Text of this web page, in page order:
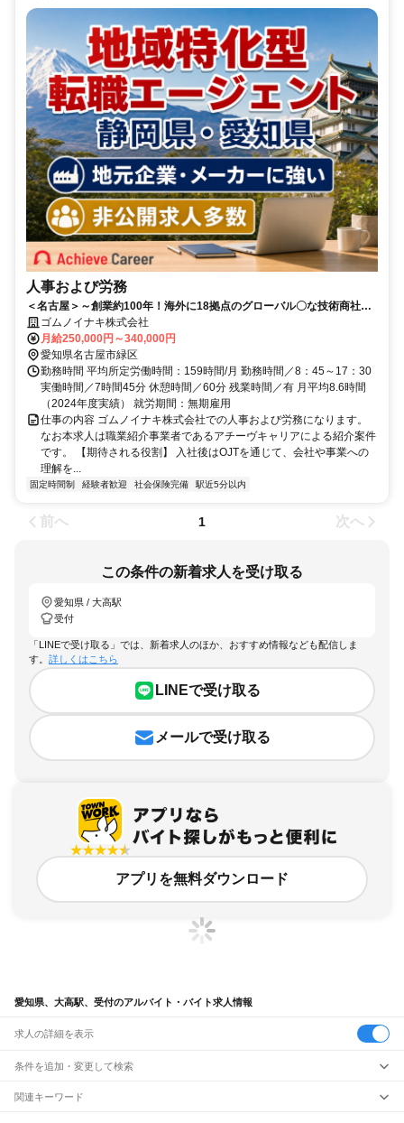
人事および労務
＜名古屋＞～創業約100年！海外に18拠点のグローバル〇な技術商社～/
自社勤務の仕事/自社製品・サービスの仕事/英語が活かせる仕事/家賃補
助・転居支援等が充実/退職金制度あり/駅近5分以内/経験者歓迎/メーカ
ー企業
ゴムノイナキ株式会社
月給250,000円～340,000円
愛知県名古屋市緑区
勤務時間 平均所定労働時間：159時間/月 勤務時間／8：45～17：30
実働時間／7時間45分 休憩時間／60分 残業時間／有 月平均8.6時間
（2024年度実績） 就労期間：無期雇用
仕事の内容 ゴムノイナキ株式会社での人事および労務になります。
なお本求人は職業紹介事業者であるアチーヴキャリアによる紹介案件
です。 【期待される役割】 入社後はOJTを通じて、会社や事業への
理解を...
固定時間制 経験者歓迎 社会保険完備 駅近5分以内
前へ 1 次へ
この条件の新着求人を受け取る
愛知県 / 大高駅
受付
「LINEで受け取る」では、新着求人のほか、おすすめ情報なども配信しま
す。 詳しくはこちら
LINEで受け取る
メールで受け取る
アプリを無料ダウンロード
愛知県、大高駅、受付のアルバイト・バイト求人情報
求人の詳細を表示
条件を追加・変更して検索
市区町村を追加・変更
関連キーワード